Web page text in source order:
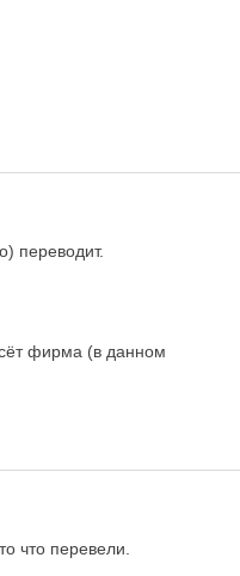
переводит.
фирма (в данном
что перевели.